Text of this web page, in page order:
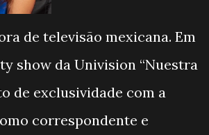
de televisão mexicana. Em
show da Univision “Nuestra
de exclusividade com a
correspondente e